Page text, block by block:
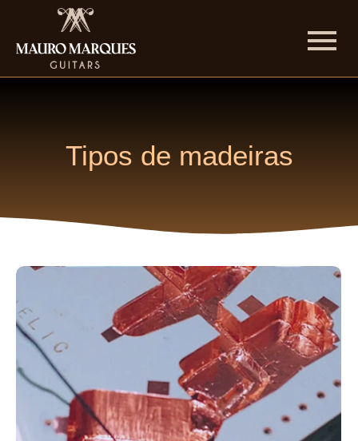
Tipos de madeiras